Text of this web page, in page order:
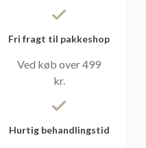
Fri fragt til pakkeshop
Ved køb over 499
kr.
Hurtig behandlingstid